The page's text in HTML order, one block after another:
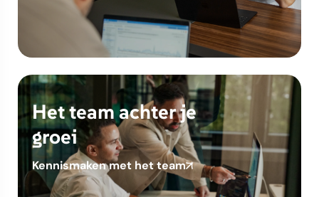
Het team achter je
groei
Kennismaken met het team